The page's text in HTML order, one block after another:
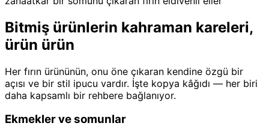
Bitmiş ürünlerin kahraman kareleri,
ürün ürün
Her fırın ürününün, onu öne çıkaran kendine özgü bir
açısı ve bir stil ipucu vardır. İşte kopya kâğıdı — her biri
daha kapsamlı bir rehbere bağlanıyor.
Ekmekler ve somunlar